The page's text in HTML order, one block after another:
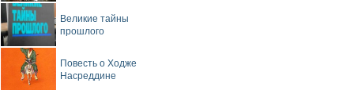
Великие тайны
прошлого
Повесть о Ходже
Насреддине